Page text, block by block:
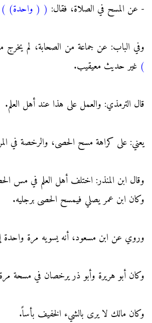
- عن المسح في الصلاة، فقال: ( ( واحدة) )
وفي الباب: عن جماعة من الصحابة، لم يخرج
) غير حديث معيقيب.
قال الترمذي: والعمل على هذا عند أهل العلم.
يعني: على كراهة مسح الحصى، والرخصة في
وقال ابن المنذر: اختلف أهل العلم في مس
وكان ابن عمر يصلي فيمسح الحصى برجليه.
وروي عن ابن مسعود، أنه يسويه مرة واحدة
وكان أبو هريرة وأبو ذر يرخصان في مسحة
وكان مالك لا يرى بالشيء الخفيف بأساً.